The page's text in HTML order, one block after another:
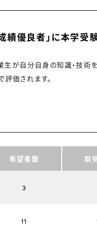
優良者」に本学受
が自分自身の知識・技術
価されます。
希望者数 取
3
11